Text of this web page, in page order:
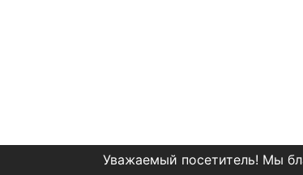
Уважаемый посетитель! Мы